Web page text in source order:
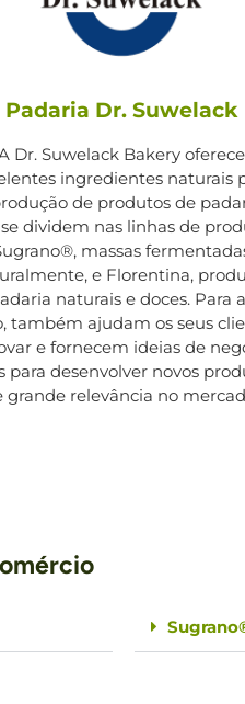
Padaria Dr. Suwelack
Dr. Suwelack Bakery oferece
ingredientes naturais
de produtos de
dividem nas linhas de
massas
e Florentina,
naturais e doces. Para
também ajudam os seus
e fornecem ideias de
para desenvolver novos
grande relevância no